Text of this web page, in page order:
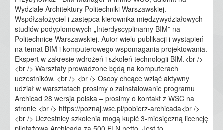
Wydziale Architektury Politechniki Warszawskiej.
Współzałożyciel i zastępca kierownika międzywydziałowych
studiów podyplomowych „Interdyscyplinarny BIM” na
Politechnice Warszawskiej. Autor wielu publikacji i wystąpień
na temat BIM i komputerowego wspomagania projektowania.
Ekspert w zakresie wdrożeń i szkoleń technologii BIM.<br />
<br /> Warsztaty prowadzone będą na komputerach
uczestników. <br /> <br /> Osoby chcące wziąć aktywny
udział w warsztatach prosimy o zainstalowanie programu
Archicad 28 wersja polska – prosimy o kontakt z WSC na
stronie <br /> https://poznaj.wsc.pl/pobierz-archicada<br />
<br /> Uczestnicy szkolenia mogą kupić 3-miesięczną licencję
pilotażową Archicada za 500 PLN netto. Jest to